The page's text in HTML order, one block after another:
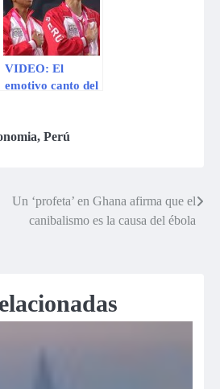
VIDEO: El
emotivo canto del
, Perú
Un ‘profeta’ en Ghana afirma que el
canibalismo es la causa del ébola